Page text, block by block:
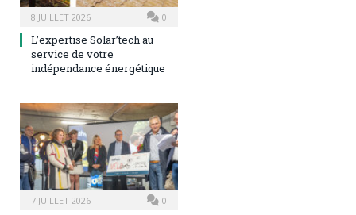
8 JUILLET 2026 0
L’expertise Solar’tech au
service de votre
indépendance énergétique
7 JUILLET 2026 0